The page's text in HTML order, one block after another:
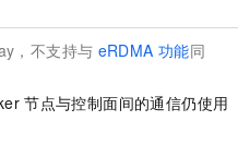
，不支持与 eRDMA 功能同
节点与控制面间的通信仍使用
通过自然语言交互简化开发流程,全栈开发支持